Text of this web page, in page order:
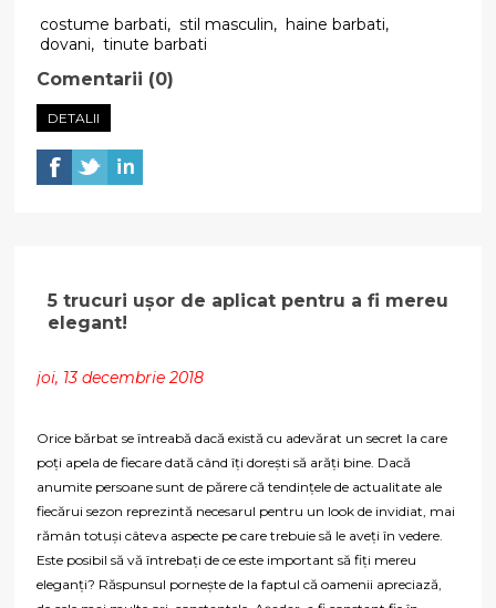
costume barbati, stil masculin, haine barbati,
dovani, tinute barbati
Comentarii (0)
DETALII
5 trucuri ușor de aplicat pentru a fi mereu
elegant!
joi, 13 decembrie 2018
Orice bărbat se întreabă dacă există cu adevărat un secret la care
poți apela de fiecare dată când îți dorești să arăți bine. Dacă
anumite persoane sunt de părere că tendințele de actualitate ale
fiecărui sezon reprezintă necesarul pentru un look de invidiat, mai
rămân totuși câteva aspecte pe care trebuie să le aveți în vedere.
Este posibil să vă întrebați de ce este important să fiți mereu
eleganți? Răspunsul pornește de la faptul că oamenii apreciază,